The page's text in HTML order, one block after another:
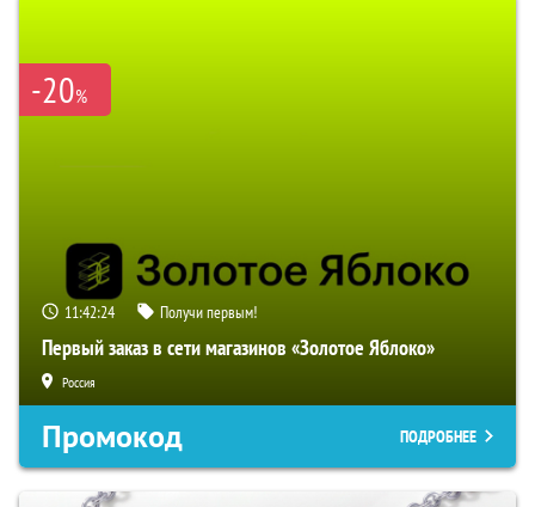
-20%
11:42:23 Получи первым!
Первый заказ в сети магазинов «Золотое Яблоко»
Россия
Промокод ПОДРОБНЕЕ